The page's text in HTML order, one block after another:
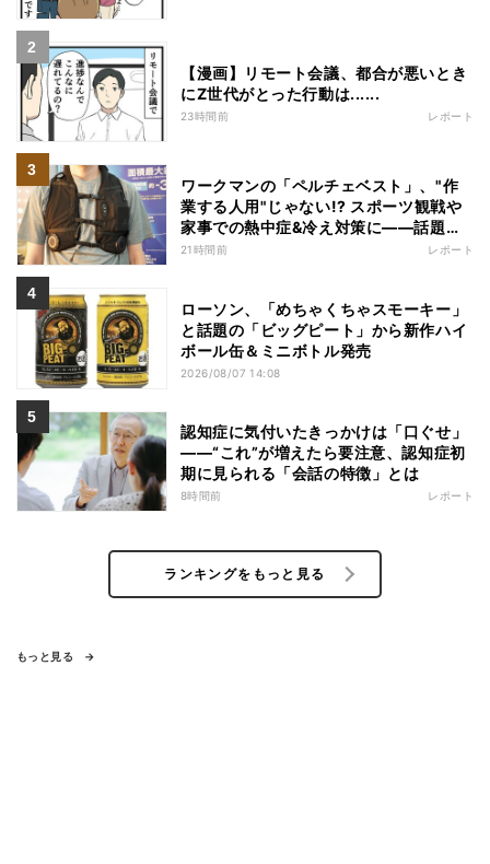
【漫画】リモート会議、都合が悪いとき
にZ世代がとった行動は......
23時間前 レポート
ワークマンの「ペルチェベスト」、"作
業する人用"じゃない!? スポーツ観戦や
家事での熱中症&冷え対策に――話題の
商品を徹底検証
21時間前 レポート
ローソン、「めちゃくちゃスモーキー」
と話題の「ビッグピート」から新作ハイ
ボール缶＆ミニボトル発売
2026/08/07 14:08
認知症に気付いたきっかけは「口ぐせ」
――“これ”が増えたら要注意、認知症初
期に見られる「会話の特徴」とは
8時間前 レポート
ランキングをもっと見る
もっと見る